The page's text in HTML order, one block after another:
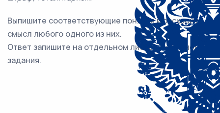
Выпишите соответствующие понятия и раскройте
смысл любого одного из них.
Ответ запишите на отдельном листе, указав номер
задания.